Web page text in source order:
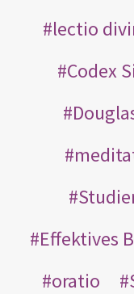
lectio
Codex
Effektives
oratio